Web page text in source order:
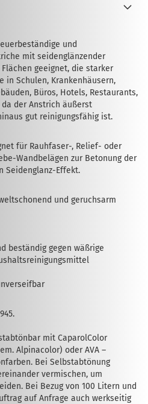
und
mit seidenglänzender
geeignet, die ­starker
in Schulen, Krankenhäusern,
Büros, Hotels, Restaurants,
da der Anstrich äußerst
gut reinigungsfähig ist.
für Rauh­faser-, Relief- oder
Wandbelägen zur Betonung der
Seidenglanz-Effekt.
und geruchsarm
beständig gegen wäßrige
mit CaparolColor
Alpinacolor) oder AVA –
Bei Selbstabtönung
vermischen, um
Bei Bezug von 100 Litern und
auf Anfrage auch werk­seitig